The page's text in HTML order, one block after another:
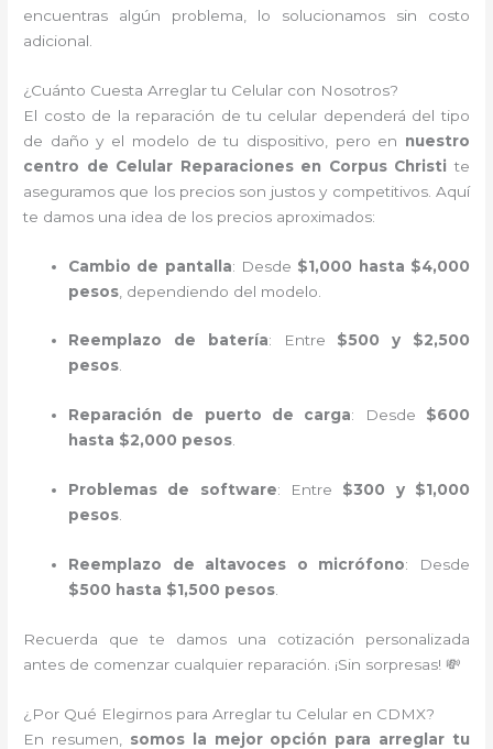
encuentras algún problema, lo solucionamos sin costo
adicional.
¿Cuánto Cuesta Arreglar tu Celular con Nosotros?
El costo de la reparación de tu celular dependerá del tipo
de daño y el modelo de tu dispositivo, pero en nuestro
centro de Celular Reparaciones en Corpus Christi te
aseguramos que los precios son justos y competitivos. Aquí
te damos una idea de los precios aproximados:
Cambio de pantalla: Desde $1,000 hasta $4,000
pesos , dependiendo del modelo.
Reemplazo de batería: Entre $500 y $2,500
pesos.
Reparación de puerto de carga: Desde $600
hasta $2,000 pesos.
Problemas de software: Entre $300 y $1,000
pesos
Reemplazo de altavoces o micrófono: Desde
$500 hasta $1,500 pesos
Recuerda que te damos una cotización personalizada
antes de comenzar cualquier reparación. ¡Sin sorpresas! 💸
¿Por Qué Elegirnos para Arreglar tu Celular en CDMX?
En resumen, somos la mejor opción para arreglar tu